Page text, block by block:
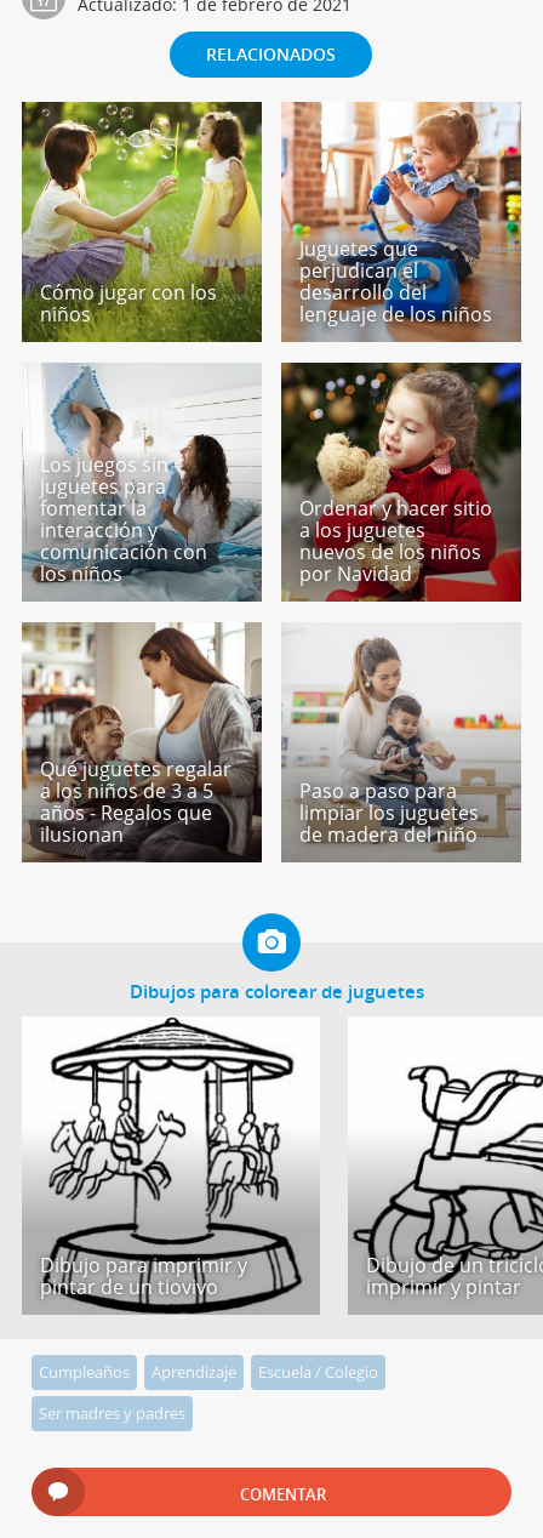
Actualizado: 1 de febrero de 2021
RELACIONADOS
Cómo jugar con los
niños
Juguetes que
perjudican el
desarrollo del
lenguaje de los niños
Los juegos sin
juguetes para
fomentar la
interacción y
comunicación con
los niños
Ordenar y hacer sitio
a los juguetes
nuevos de los niños
por Navidad
Qué juguetes regalar
a los niños de 3 a 5
años - Regalos que
ilusionan
Paso a paso para
limpiar los juguetes
de madera del niño
Dibujos para colorear de juguetes
Dibujo para imprimir y
pintar de un tiovivo
Dibujo de un
imprimir y pintar
Cumpleaños Aprendizaje
Escuela / Colegio
Ser madres y padres
COMENTAR